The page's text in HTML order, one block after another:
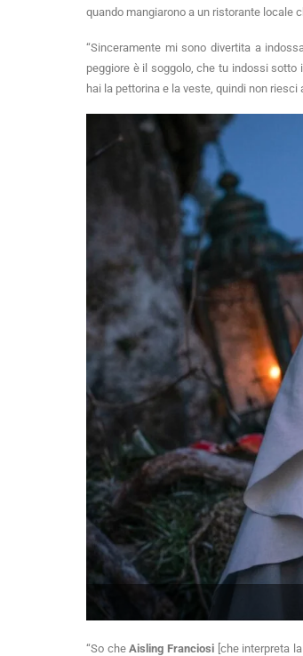
quando mangiarono a un ristorante locale
“Sinceramente mi sono divertita a
peggiore è il soggolo, che tu indossi
hai la pettorina e la veste, quindi non
“So cheAisling Franciosi [che interpreta